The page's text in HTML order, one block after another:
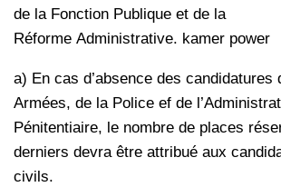
de la Fonction Publique et de la
Réforme Administrative. kamer power
a) En cas d’absence des candidatures
Armées, de la Police ef de
Pénitentiaire, le nombre de places
derniers devra être attribué aux
civils.